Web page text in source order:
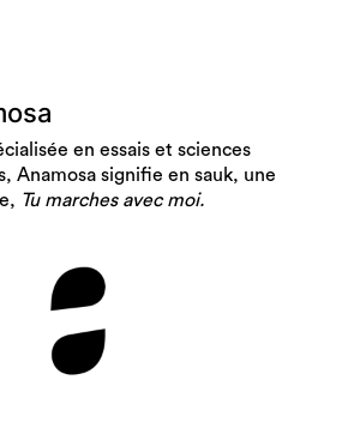
en essais et sciences
Anamosa signifie en sauk, une
Tu marches avec moi.